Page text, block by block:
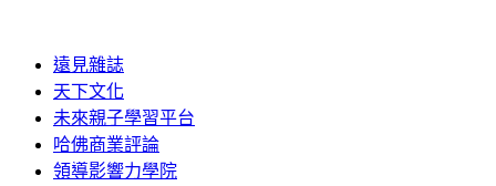
遠見雜誌
天下文化
未來親子學習平台
哈佛商業評論
領導影響力學院